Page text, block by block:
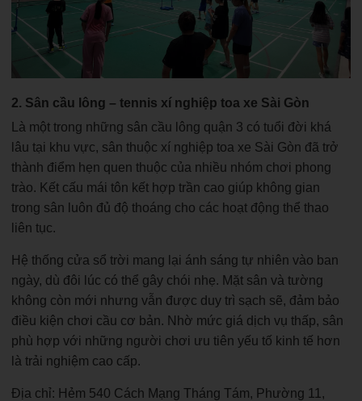
2. Sân cầu lông – tennis xí nghiệp toa xe Sài Gòn
Là một trong những sân cầu lông quận 3 có tuổi đời khá
lâu tại khu vực, sân thuộc xí nghiệp toa xe Sài Gòn đã trở
thành điểm hẹn quen thuộc của nhiều nhóm chơi phong
trào. Kết cấu mái tôn kết hợp trần cao giúp không gian
trong sân luôn đủ độ thoáng cho các hoạt động thể thao
liên tục.
Hệ thống cửa sổ trời mang lại ánh sáng tự nhiên vào ban
ngày, dù đôi lúc có thể gây chói nhẹ. Mặt sân và tường
không còn mới nhưng vẫn được duy trì sạch sẽ, đảm bảo
điều kiện chơi cầu cơ bản. Nhờ mức giá dịch vụ thấp, sân
phù hợp với những người chơi ưu tiên yếu tố kinh tế hơn
là trải nghiệm cao cấp.
Địa chỉ: Hẻm 540 Cách Mạng Tháng Tám, Phường 11,